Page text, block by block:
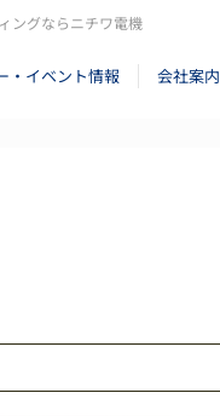
ングならニチワ電機
・イベント情報 会社案内